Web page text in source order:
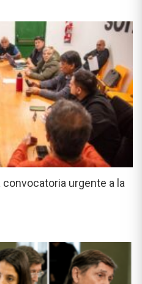
convocatoria urgente a la